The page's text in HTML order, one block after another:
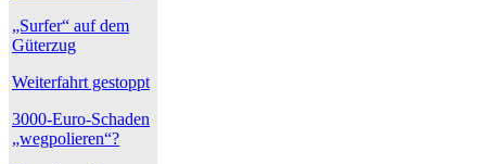
„Surfer“ auf dem
Güterzug
Weiterfahrt gestoppt
3000-Euro-Schaden
„wegpolieren“?